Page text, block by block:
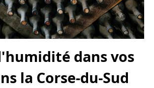
dans vos
la Corse-du-Sud